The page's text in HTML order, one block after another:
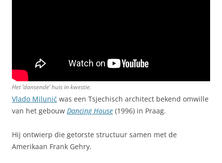
Het ‘dansende’ huis in kwestie.
Vlado Milunić was een Tsjechisch architect bekend omwille
van het gebouw Dancing House (1996) in Praag.
Hij ontwierp die getorste structuur samen met de
Amerikaan Frank Gehry.